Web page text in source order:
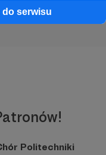
serwisu
Politechniki